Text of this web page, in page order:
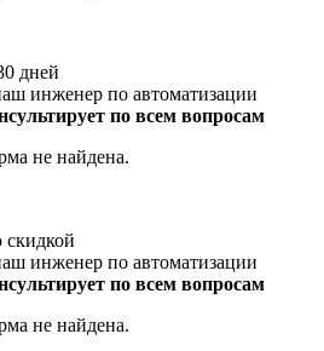
дней
инженер по автоматизации
по всем вопросам
не найдена.
инженер по автоматизации
по всем вопросам
не найдена.